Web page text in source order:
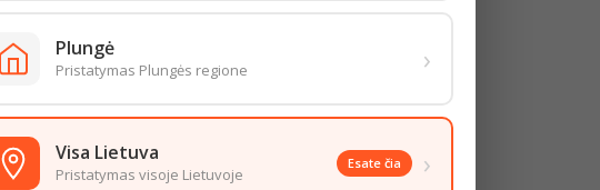
prie šviežio
fetos,
vaisių.
Plungė
Pristatymas Plungės regione ›
Visa Lietuva
Pristatymas visoje Lietuvoje
Esate čia ›